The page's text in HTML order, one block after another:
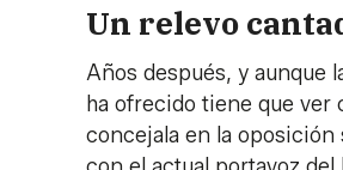
Un relevo
Años después, y aunque
ha ofrecido tiene que
concejala en la oposición